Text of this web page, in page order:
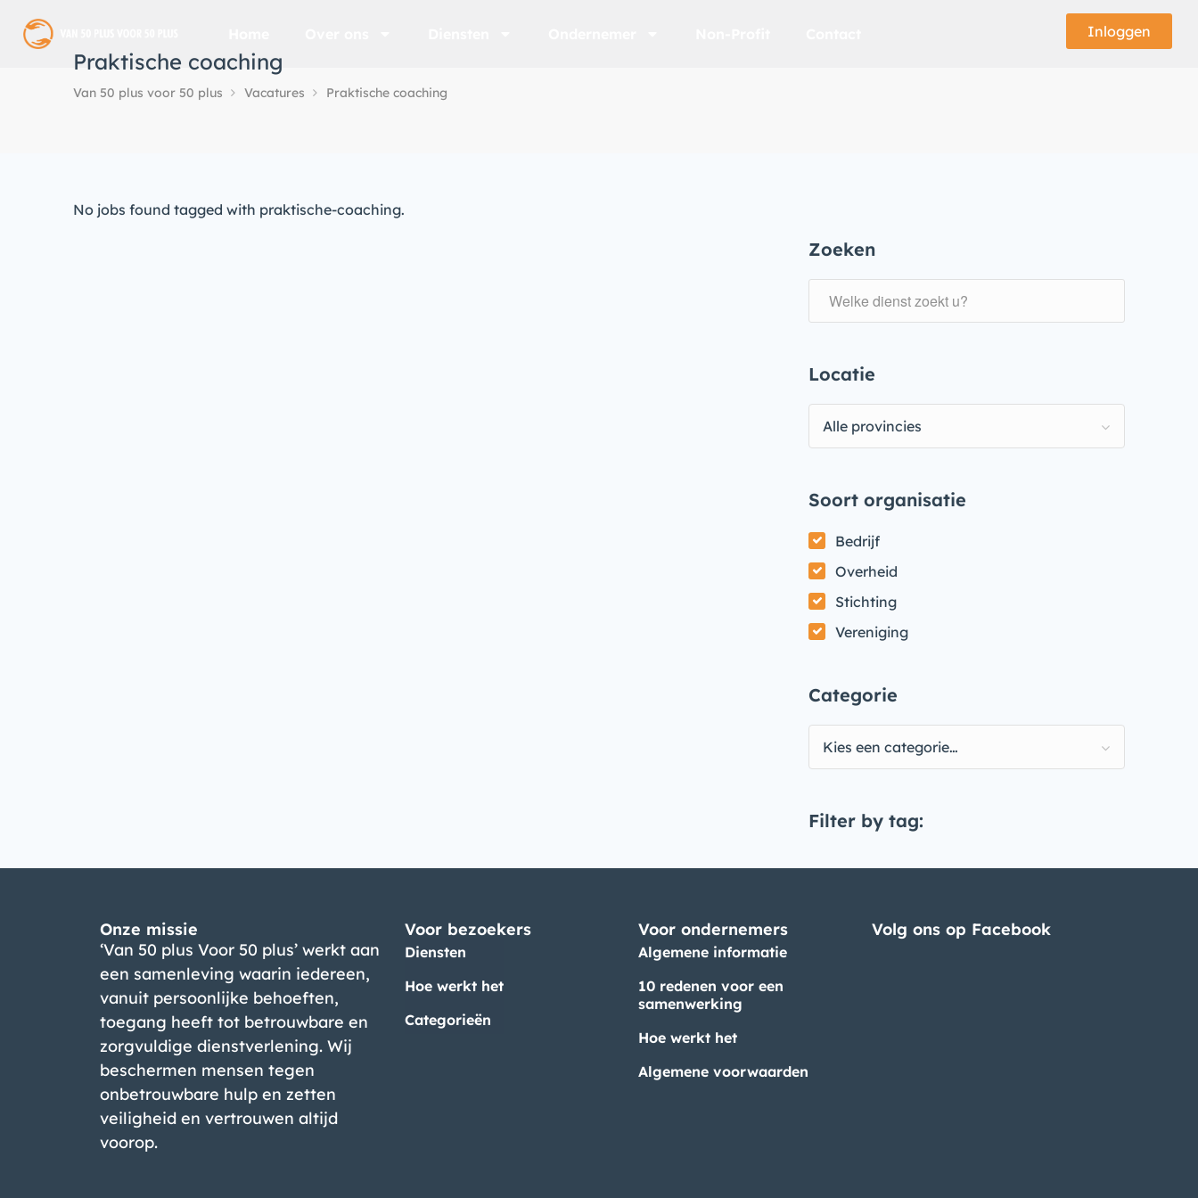
Inloggen
Praktische coaching
Van 50 plus voor 50 plus Vacatures Praktische coaching
Zoeken
Locatie
Alle provincies
Soort organisatie
Bedrijf
Overheid
Stichting
Vereniging
Categorie
Kies een categorie…
Filter by tag:
No jobs found tagged with praktische-coaching.
Onze missie
‘Van 50 plus Voor 50 plus’ werkt aan
een samenleving waarin iedereen,
vanuit persoonlijke behoeften,
toegang heeft tot betrouwbare en
zorgvuldige dienstverlening. Wij
beschermen mensen tegen
onbetrouwbare hulp en zetten
veiligheid en vertrouwen altijd
voorop.
Voor bezoekers
Diensten
Hoe werkt het
Categorieën
Voor ondernemers
Algemene informatie
10 redenen voor een
samenwerking
Hoe werkt het
Algemene voorwaarden
Volg ons op Facebook